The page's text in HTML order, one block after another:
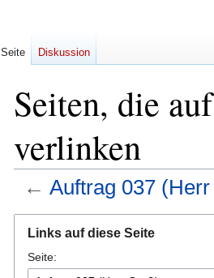
Seiten, die
verlinken
← Auftrag 037
Navigation
springen
Suche
springen
Links auf diese Seite
Seite:
Seite Diskussion